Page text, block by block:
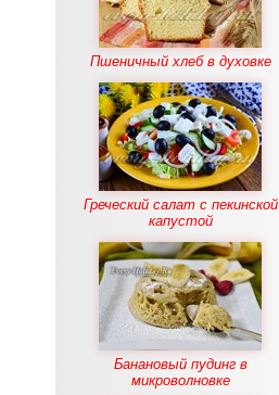
Пшеничный хлеб в духовке
Греческий салат с пекинской
капустой
Банановый пудинг в
микроволновке